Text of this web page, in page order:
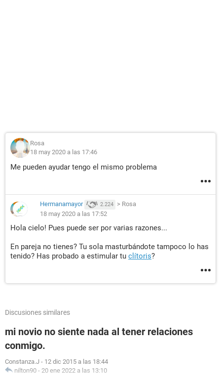
Rosa
18 may 2020 a las 17:46
Me pueden ayudar tengo el mismo problema
Hermanamayor 2.224 > Rosa
18 may 2020 a las 17:52
Hola cielo! Pues puede ser por varias razones...
En pareja no tienes? Tu sola masturbándote tampoco lo has
tenido? Has probado a estimular tu clítoris?
Discusiones similares
mi novio no siente nada al tener relaciones
conmigo.
Constanza.J - 12 dic 2015 a las 18:44
nilton90 - 20 ene 2022 a las 13:10